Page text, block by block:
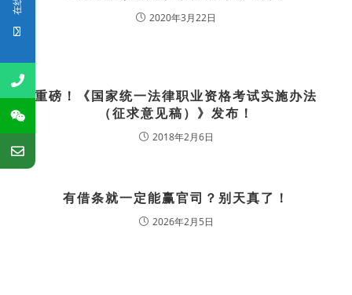
2020年3月22日
重磅！《国家统一法律职业资格考试实施办法
（征求意见稿）》发布！
2018年2月6日
有借条就一定能赢官司？别天真了！
2026年2月5日